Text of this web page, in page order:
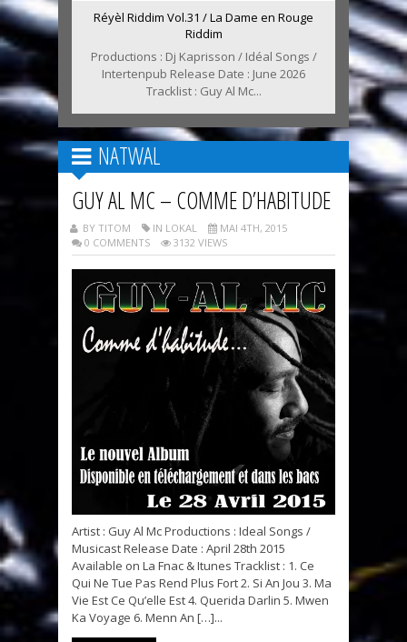
Réyèl Riddim Vol.31 / La Dame en Rouge
Riddim
Productions : Dj Kaprisson / Idéal Songs /
Intertenpub Release Date : June 2026
Tracklist : Guy Al Mc...
NATWAL
GUY AL MC – COMME D’HABITUDE
BY TITOM IN LOKAL
MAI 4TH, 2015
0 COMMENTS
3132 VIEWS
Artist : Guy Al Mc Productions : Ideal Songs /
Musicast Release Date : April 28th 2015
Available on La Fnac & Itunes Tracklist : 1. Ce
Qui Ne Tue Pas Rend Plus Fort 2. Si An Jou 3. Ma
Vie Est Ce Qu’elle Est 4. Querida Darlin 5. Mwen
Ka Voyage 6. Menn An […]...